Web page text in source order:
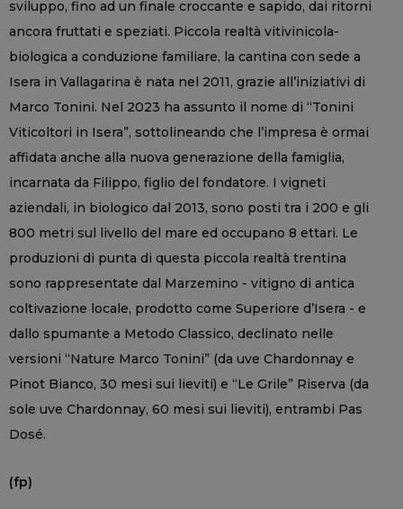
sviluppo, fino ad un finale croccante e sapido, dai ritorni
ancora fruttati e speziati. Piccola realtà vitivinicola-
biologica a conduzione familiare, la cantina con sede a
Isera in Vallagarina è nata nel 2011, grazie all’iniziativi di
Marco Tonini. Nel 2023 ha assunto il nome di “Tonini
Viticoltori in Isera”, sottolineando che l’impresa è ormai
affidata anche alla nuova generazione della famiglia,
incarnata da Filippo, figlio del fondatore. I vigneti
aziendali, in biologico dal 2013, sono posti tra i 200 e gli
800 metri sul livello del mare ed occupano 8 ettari. Le
produzioni di punta di questa piccola realtà trentina
sono rappresentate dal Marzemino - vitigno di antica
coltivazione locale, prodotto come Superiore d’Isera - e
dallo spumante a Metodo Classico, declinato nelle
versioni “Nature Marco Tonini” (da uve Chardonnay e
Pinot Bianco, 30 mesi sui lieviti) e “Le Grile” Riserva (da
sole uve Chardonnay, 60 mesi sui lieviti), entrambi Pas
Dosé.
(fp)